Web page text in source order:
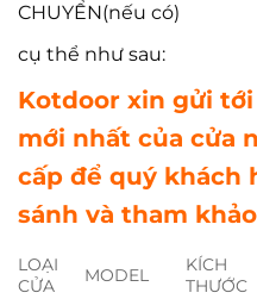
CHUYỂN(nếu có)
cụ thể như sau:
Kotdoor xin gửi
mới nhất của cửa
cấp để quý khách
sánh và tham
LOẠI
CỬA
MODEL
KÍCH
THƯỚC